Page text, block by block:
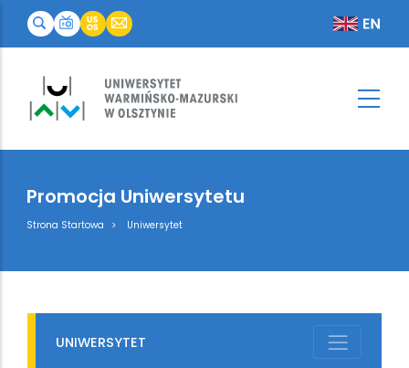
Promocja Uniwersytetu
Breadcrumb
Strona Startowa Uniwersytet
UNIWERSYTET